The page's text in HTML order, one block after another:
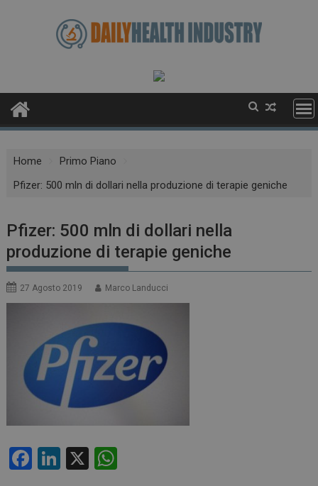
Home
Primo Piano
Pfizer: 500 mln di dollari nella produzione di terapie geniche
Pfizer: 500 mln di dollari nella
produzione di terapie geniche
27 Agosto 2019 Marco Landucci
F
Li
X